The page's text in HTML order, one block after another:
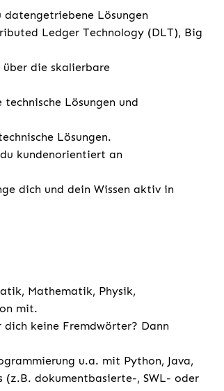
datengetriebene Lösungen
Ledger Technology (DLT), Big
die skalierbare
Lösungen und
Lösungen.
kundenorientiert an
dich und dein Wissen aktiv in
Mathematik, Physik,
mit.
keine Fremdwörter? Dann
u.a. mit Python, Java,
(z.B. dokumentbasierte-, SWL- oder